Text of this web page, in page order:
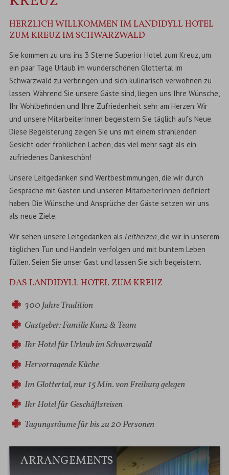
HERZLICH WILLKOMMEN IM LANDIDYLL HOTEL
ZUM KREUZ IM SCHWARZWALD
Sie kommen zu uns ins 3 Sterne Superior Hotel zum Kreuz, um
ein paar Tage Urlaub im wunderschönen Glottertal im
Schwarzwald zu verbringen und sich kulinarisch verwöhnen zu
lassen. Während Sie unsere Gäste sind, liegen uns Ihre Wünsche,
Ihr Wohlbefinden und Ihre Zufriedenheit sehr am Herzen. Wir
und unsere MitarbeiterInnen begeistern Sie täglich aufs Neue.
Diese Begeisterung zeigen Sie uns mit einem strahlenden
Gesicht oder fröhlichen Lachen, das viel mehr sagt als ein
zufriedenes Dankeschön!
Unsere Leitgedanken sind Wertbestimmungen, die wir durch
Gespräche mit Gästen und unseren MitarbeiterInnen definiert
haben. Die Wünsche und Ansprüche der Gäste setzen wir uns
als neue Ziele.
Wir sehen unsere Leitgedanken als Leitherzen , die wir in unserem
täglichen Tun und Handeln verfolgen und mit buntem Leben
füllen. Seien Sie unser Gast und lassen Sie sich begeistern.
DAS LANDIDYLL HOTEL ZUM KREUZ
300 Jahre Tradition
Gastgeber: Familie Kunz & Team
Ihr Hotel für Urlaub im Schwarzwald
Hervorragende Küche
Im Glottertal, nur 15 Min. von Freiburg gelegen
Ihr Hotel für Geschäftsreisen
Tagungsräume für bis zu 20 Personen
ARRANGEMENTS